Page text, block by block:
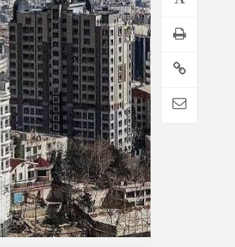
بیمه سلامت دهک‌های اقتصادی ۱ تا ۵ تهران